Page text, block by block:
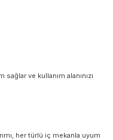
ve kullanım alanınızı
her türlü iç mekanla uyum